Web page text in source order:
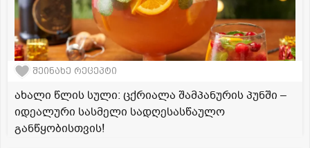
შეინახე რეცეპტი
ახალი წლის სული: ცქრიალა შამპანურის პუნში –
იდეალური სასმელი სადღესასწაულო
განწყობისთვის!